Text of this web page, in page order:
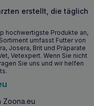
sich, sobald Sie
Reinigung
die Hygiene in
Dies ist besonders
können. Das
geeignet und
erstellt, die täglich
hochwertigste Produkte an,
umfasst Futter von
Josera, Brit und Präparate
Vetexpert. Wenn Sie nicht
Sie uns und wir helfen
Zoona.eu